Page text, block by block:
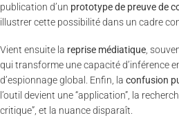
publication d’un prototype de preuve de
illustrer cette possibilité dans un cadre
Vient ensuite la reprise médiatique ,
qui transforme une capacité d’inférence
d’espionnage global. Enfin, la confusion
l’outil devient une “application”, la
critique”, et la nuance disparaît.